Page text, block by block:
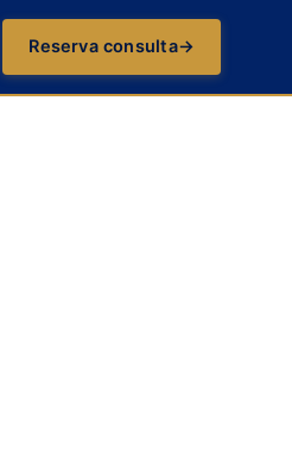
Reserva consulta→